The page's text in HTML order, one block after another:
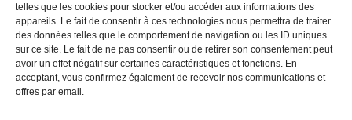
telles que les cookies pour stocker et/ou accéder aux informations des
appareils. Le fait de consentir à ces technologies nous permettra de traiter
des données telles que le comportement de navigation ou les ID uniques
sur ce site. Le fait de ne pas consentir ou de retirer son consentement peut
avoir un effet négatif sur certaines caractéristiques et fonctions. En
acceptant, vous confirmez également de recevoir nos communications et
offres par email.
Liposuccion cinq zones et plus à partir de 2250 €
Séjour : 4 nuits / 5 jours — prix tout compris (hospitalisation,
honoraires, bloc, accueil aéroport, hôtel médicalisé, transferts).
Demandez votre devis gratuit — réponse sous 24h